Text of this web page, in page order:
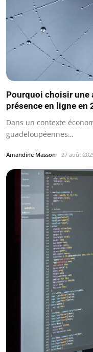
Pourquoi choisir une
présence en ligne en
Dans un contexte
guadeloupéennes…
Amandine Masson 27 août